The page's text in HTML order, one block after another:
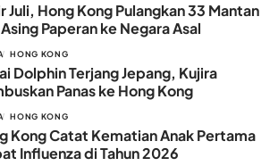
Juli, Hong Kong Pulangkan 33 Mantan
Asing Paperan ke Negara Asal
HONG KONG
Dolphin Terjang Jepang, Kujira
Panas ke Hong Kong
HONG KONG
Kong Catat Kematian Anak Pertama
Influenza di Tahun 2026